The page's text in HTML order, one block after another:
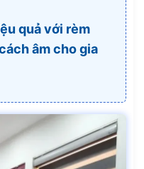
quả với rèm
âm cho gia